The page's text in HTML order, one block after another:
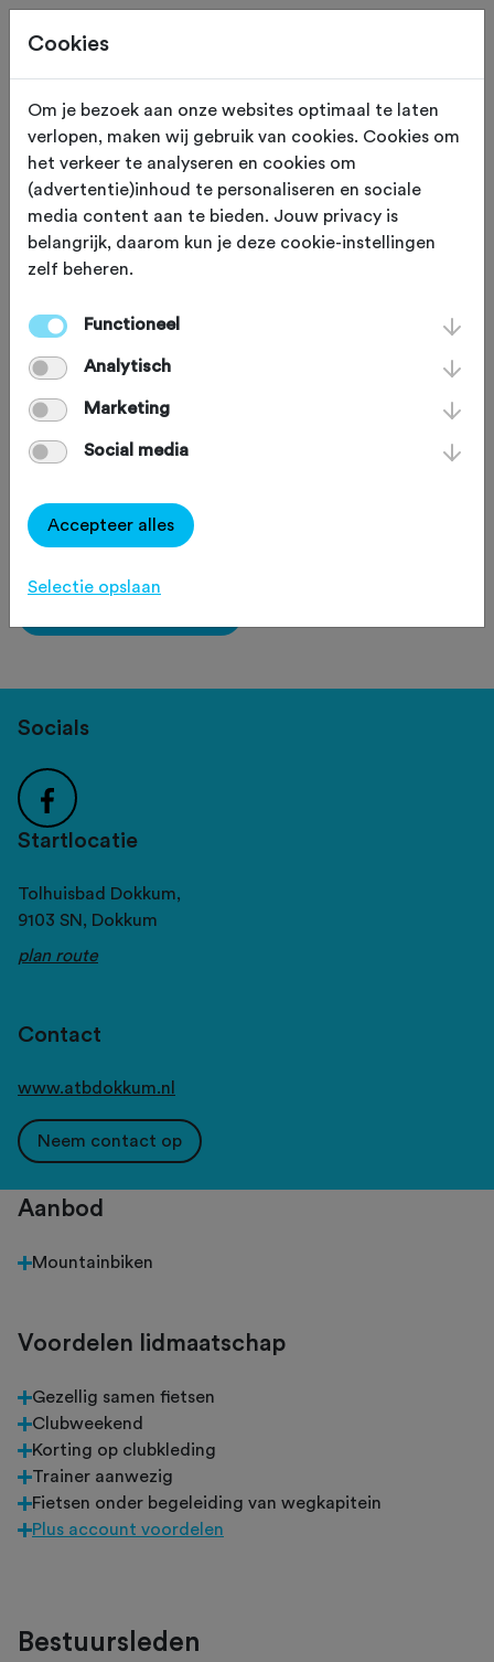
Dokkum
ATB Dokkum
Gezellig samen fietsen, maar ook bezig
met aanleg van ons bikepark
Socials
Startlocatie
Tolhuisbad Dokkum,
9103 SN, Dokkum
plan route
Contact
www.atbdokkum.nl
Neem contact op
Aanbod
Mountainbiken
Voordelen lidmaatschap
Gezellig samen fietsen
Clubweekend
Korting op clubkleding
Trainer aanwezig
Fietsen onder begeleiding van wegkapitein
Plus account voordelen
Bestuursleden
Cookies
Om je bezoek aan onze websites optimaal te laten
verlopen, maken wij gebruik van cookies. Cookies om
het verkeer te analyseren en cookies om
(advertentie)inhoud te personaliseren en sociale
media content aan te bieden. Jouw privacy is
belangrijk, daarom kun je deze cookie-instellingen
zelf beheren.
Functioneel
Analytisch
Marketing
Social media
Accepteer alles
Selectie opslaan